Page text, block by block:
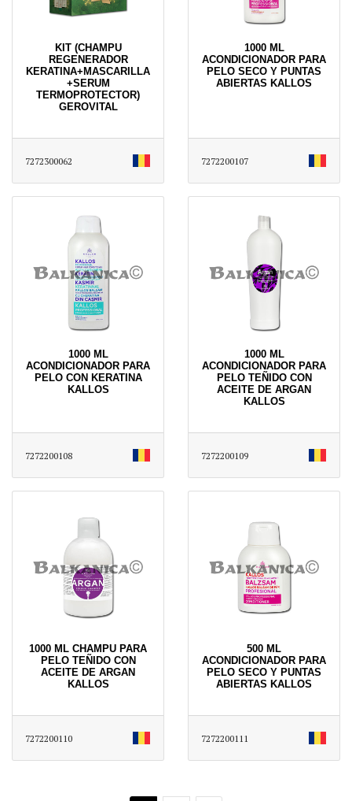
KIT (CHAMPU
REGENERADOR
KERATINA+MASCARILLA
+SERUM
TERMOPROTECTOR)
GEROVITAL
7272300062
1000 ML
ACONDICIONADOR PARA
PELO SECO Y PUNTAS
ABIERTAS KALLOS
7272200107
1000 ML
ACONDICIONADOR PARA
PELO CON KERATINA
KALLOS
7272200108
1000 ML
ACONDICIONADOR PARA
PELO TEÑIDO CON
ACEITE DE ARGAN
KALLOS
7272200109
1000 ML CHAMPU PARA
PELO TEÑIDO CON
ACEITE DE ARGAN
KALLOS
7272200110
500 ML
ACONDICIONADOR PARA
PELO SECO Y PUNTAS
ABIERTAS KALLOS
7272200111